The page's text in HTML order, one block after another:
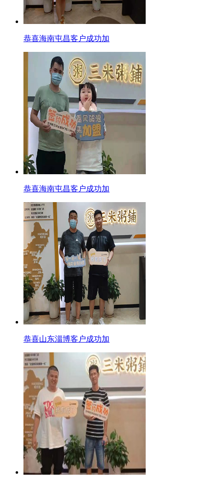
恭喜海南屯昌客户成功加
恭喜海南屯昌客户成功加
恭喜山东淄博客户成功加